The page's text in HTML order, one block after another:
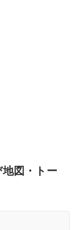
図・トー